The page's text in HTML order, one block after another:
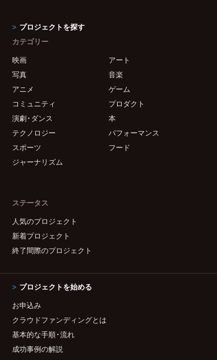
プロジェクトを探す
カテゴリー
映画
アート
写真
音楽
アニメ
ゲーム
コミュニティ
プロダクト
演劇・ダンス
本
テクノロジー
パフォーマンス
スポーツ
フード
ジャーナリズム
ステータス
人気のプロジェクト
新着プロジェクト
終了間際のプロジェクト
プロジェクトを始める
お申込み
クラウドファンディングとは
基本的な手順・流れ
成功事例の解説